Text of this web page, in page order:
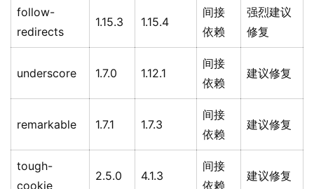
follow-
redirects
1.15.3 1.15.4
间接
依赖
强烈建议
修复
underscore 1.7.0 1.12.1
间接
依赖
建议修复
remarkable 1.7.1 1.7.3
间接
依赖
建议修复
tough-
cookie
2.5.0 4.1.3
间接
依赖
建议修复